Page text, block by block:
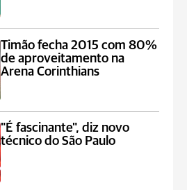
Timão fecha 2015 com 80%
de aproveitamento na
Arena Corinthians
"É fascinante", diz novo
técnico do São Paulo